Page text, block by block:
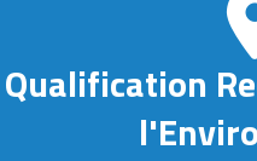
Qualification